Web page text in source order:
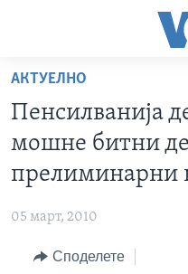
пристапност
Премини
на
главната
содржина
Премини
до
СВЕТ
ЕКОНОМИЈА
АРХИВИРАНА ПРОГРАМА
NEWSFLASH - АРХИВА
ЗА НАС
АКТУЕЛНО
Пенсилванија
мошне битни
прелиминарни
05 март, 2010
Споделете